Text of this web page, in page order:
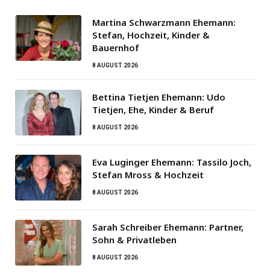
Martina Schwarzmann Ehemann:
Stefan, Hochzeit, Kinder &
Bauernhof
8 AUGUST 2026
Bettina Tietjen Ehemann: Udo
Tietjen, Ehe, Kinder & Beruf
8 AUGUST 2026
Eva Luginger Ehemann: Tassilo Joch,
Stefan Mross & Hochzeit
8 AUGUST 2026
Sarah Schreiber Ehemann: Partner,
Sohn & Privatleben
8 AUGUST 2026